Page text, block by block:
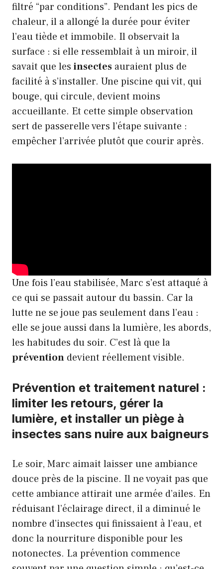
filtré “par conditions”. Pendant les pics de
chaleur, il a allongé la durée pour éviter
l’eau tiède et immobile. Il observait la
surface : si elle ressemblait à un miroir, il
savait que les insectes auraient plus de
facilité à s’installer. Une piscine qui vit, qui
bouge, qui circule, devient moins
accueillante. Et cette simple observation
sert de passerelle vers l’étape suivante :
empêcher l’arrivée plutôt que courir après.
Une fois l’eau stabilisée, Marc s’est attaqué à
ce qui se passait autour du bassin. Car la
lutte ne se joue pas seulement dans l’eau :
elle se joue aussi dans la lumière, les abords,
les habitudes du soir. C’est là que la
prévention devient réellement visible.
Prévention et traitement naturel :
limiter les retours, gérer la
lumière, et installer un piège à
insectes sans nuire aux baigneurs
Le soir, Marc aimait laisser une ambiance
douce près de la piscine. Il ne voyait pas que
cette ambiance attirait une armée d’ailes. En
réduisant l’éclairage direct, il a diminué le
nombre d’insectes qui finissaient à l’eau, et
donc la nourriture disponible pour les
notonectes. La prévention commence